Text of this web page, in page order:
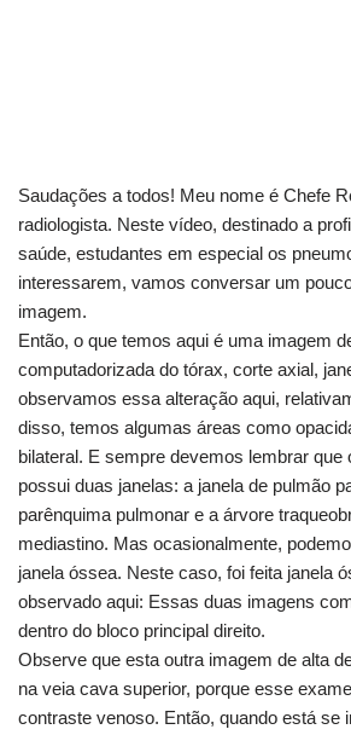
Saudações a todos! Meu nome é Chefe
radiologista. Neste vídeo, destinado a
saúde, estudantes em especial os
interessarem, vamos conversar um
imagem.
Então, o que temos aqui é uma imagem
computadorizada do tórax, corte axial,
observamos essa alteração aqui,
disso, temos algumas áreas como
bilateral. E sempre devemos lembrar que
possui duas janelas: a janela de pulmão
parênquima pulmonar e a árvore
mediastino. Mas ocasionalmente,
janela óssea. Neste caso, foi feita janela
observado aqui: Essas duas imagens
dentro do bloco principal direito.
Observe que esta outra imagem de alta
na veia cava superior, porque esse
contraste venoso. Então, quando está se